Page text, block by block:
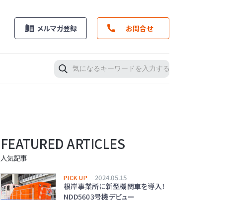
メルマガ登録 お問合せ
FEATURED ARTICLES
人気記事
PICK UP 2024.05.15
根岸事業所に新型機関車を導入！
NDD5603号機デビュー